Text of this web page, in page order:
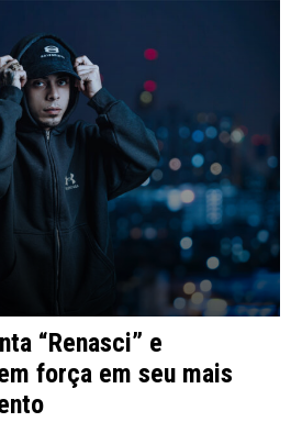
“Renasci” e
força em seu mais